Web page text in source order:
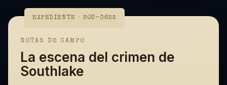
EXPEDIENTE · SOU-0622
NOTAS DE CAMPO
La escena del crimen de
Southlake